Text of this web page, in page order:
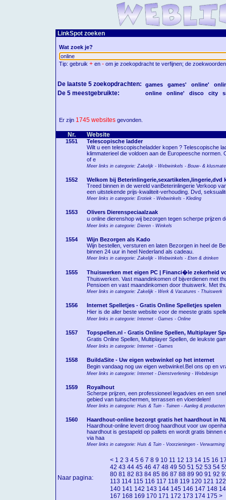
LinkSpot zoeken
Wat zoek je?
Tip: gebruik + en - om je zoekopdracht te verfijnen; de
De laatste 5 zoekopdrachten: games games' online'
De 5 meestgebruikte: online online' disco city
Er zijn 1745 websites gevonden.
Nr. Website
1551
Telescopische ladder
Wilt u een telescopischeladder kopen ? Telescopische
klimmaterieel die voldoen aan de Europeesche
of e
Meer links in categorie: Zakelijk - Webwinkels - Bouw- &
1552
Welkom bij Beterinlingerie,sexartikelen,lingerie,dvd
Treed binnen in de wereld vanBeterinlingerie Verkoop
een uitstekende prijs-kwaliteit-verhouding. Dvd,
Meer links in categorie: Erotiek - Webwinkels - Kleding
1553
Olivers Dierenspeciaalzaak
u online dierenshop wij bezorgen tegen scherpe prijzen
Meer links in categorie: Dieren - Winkels
1554
Wijn Bezorgen als Kado
Wijn bestellen, versturen en laten Bezorgen in heel de
binnen 24 uur in heel Nederland als cadeau.
Meer links in categorie: Zakelijk - Webwinkels - Eten & drinken
1555
Thuiswerken met eigen PC | Financi�le zekerheid
Thuiswerken. Vast maandinkomen of bijverdienen met
Pensioen en vast maandinkomen door thuiswerk. Met
Meer links in categorie: Zakelijk - Werk & Vacatures - Thuiswerk
1556
Internet Spelletjes - Gratis Online Spelletjes spelen
Hier is de aller beste website voor de meeste gratis
Meer links in categorie: Internet - Games - Online
1557
Topspellen.nl - Gratis Online Spellen, Multiplayer
Gratis Online Spellen, Multiplayer Spellen, de leukste
Meer links in categorie: Internet - Games
1558
BuildaSite - Uw eigen webwinkel op het internet
Begin vandaag nog uw eigen webwinkel.Bel ons op en
Meer links in categorie: Internet - Dienstverlening - Webdesign
1559
Royalhout
Scherpe prijzen, een professioneel legadvies en een
gebied van tuinschermen, terrassen en vloerdelen!
Meer links in categorie: Huis & Tuin - Tuinen - Aanleg & producten
1560
Haardhout-online bezorgt gratis het haardhout in
Haardhout-online levert droog haardhout voor uw
haardhout is gestapeld op pallets en wordt gratis
via haa
Meer links in categorie: Huis & Tuin - Voorzieningen - Verwarming
Naar pagina:
< 1 2 3 4 5 6 7 8 9 10 11 12 13 14 15 16
42 43 44 45 46 47 48 49 50 51 52 53 54
80 81 82 83 84 85 86 87 88 89 90 91 92
113 114 115 116 117 118 119 120 121 122
140 141 142 143 144 145 146 147 148
167 168 169 170 171 172 173 174 175 >